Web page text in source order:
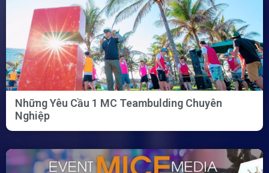
Những Yêu Cầu 1 MC Teambulding Chuyên
Nghiệp